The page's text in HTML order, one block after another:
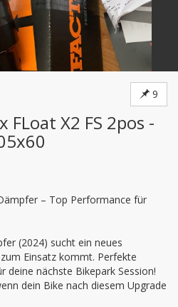
9
FLoat X2 FS 2pos -
– Top Performance für
(2024) sucht ein neues
Einsatz kommt. Perfekte
deine nächste Bikepark Session!
dein Bike nach diesem Upgrade